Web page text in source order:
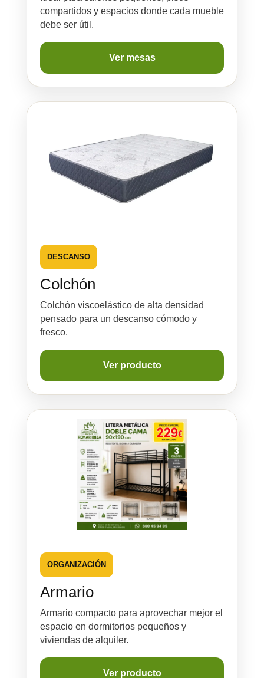
compartidos y espacios donde cada mueble
debe ser útil.
Ver mesas
DESCANSO
Colchón
Colchón viscoelástico de alta densidad
pensado para un descanso cómodo y
fresco.
Ver producto
ORGANIZACIÓN
Armario
Armario compacto para aprovechar mejor el
espacio en dormitorios pequeños y
viviendas de alquiler.
Ver producto